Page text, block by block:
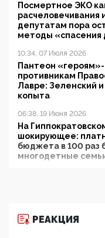
Посмертное ЭКО
расчеловечивания
депутатам пора
методы «спасения
10:34, 07 Июля 2026
Пантеон
противникам
Лавре: Зеленский
копыта
06:38, 19 Июня 2026
На
шокирующее:
бюджета в 100 раз
многодетные
11:53, 09 Июня 2026
РЕАКЦИЯ